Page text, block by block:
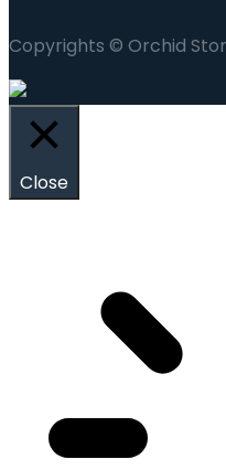
Copyrights © Orchid
Close